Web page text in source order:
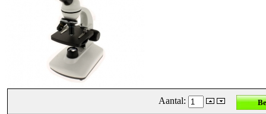
Aantal: